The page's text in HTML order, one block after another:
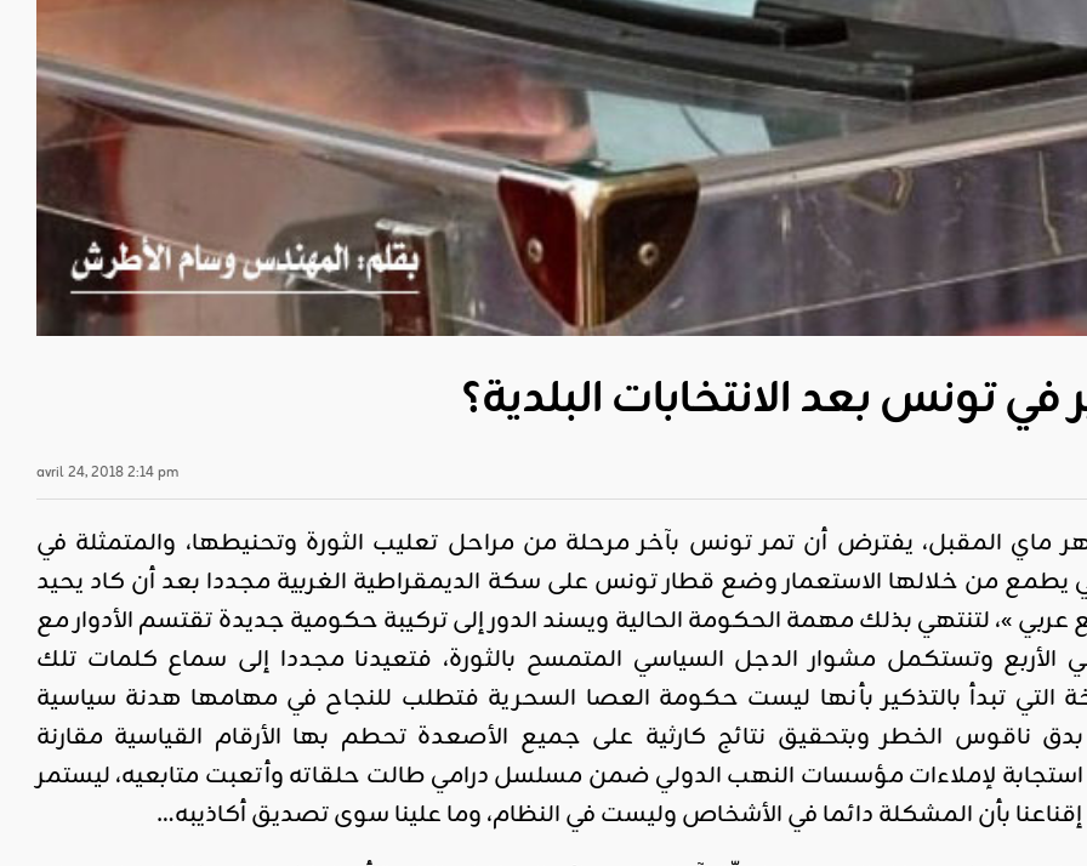
في تونس بعد الانتخابات البلدية؟
avril 24, 2018 2:14 pm
المقبل، يفترض أن تمر تونس بآخر مرحلة من مراحل تعليب الثورة وتحنيطها، والمتمثلة في
التي يطمع من خلالها الاستعمار وضع قطار تونس على سكة الديمقراطية الغربية مجددا بعد أن كاد يحيد
»، لتنتهي بذلك مهمة الحكومة الحالية ويسند الدور إلى تركيبة حكومية جديدة تقتسم الأدوار مع
الأربع وتستكمل مشوار الدجل السياسي المتمسح بالثورة، فتعيدنا مجددا إلى سماع كلمات تلك
التي تبدأ بالتذكير بأنها ليست حكومة العصا السحرية فتطلب للنجاح في مهامها هدنة سياسية
ناقوس الخطر وبتحقيق نتائج كارثية على جميع الأصعدة تحطم بها الأرقام القياسية مقارنة
استجابة لإملاءات مؤسسات النهب الدولي ضمن مسلسل درامي طالت حلقاته وأتعبت متابعيه، ليستمر
إقناعنا بأن المشكلة دائما في الأشخاص وليست في النظام، وما علينا سوى تصديق أكاذيبه…